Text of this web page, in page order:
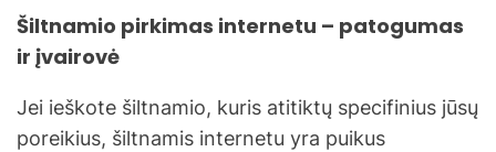
Šiltnamio pirkimas internetu – patogumas
ir įvairovė
Jei ieškote šiltnamio, kuris atitiktų specifinius jūsų
poreikius, šiltnamis internetu yra puikus